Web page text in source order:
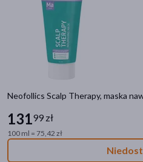
Neofollics Scalp Therapy, maska
13199 zł
100 ml = 75,42 zł